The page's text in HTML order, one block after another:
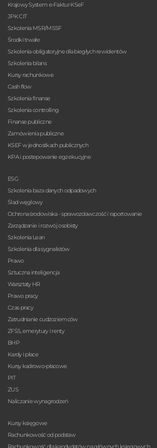
Krajowy System e-Faktur KSeF
JPK CIT
Szkolenia MSR/MSSF
Środki trwałe
Szkolenia obligatoryjne dla biegłych rewidentów
Szkolenia bilans
Kursy rachunkowe
Cash flow
Szkolenia finanse
Szkolenia controlling
Finanse publiczne
Zamówienia publiczne
KSEF w jednostkach publicznych
KPA i postepowanie egzekucyjne
ESG
Szkolenia baza danych odpadowych
Ślad węglowy
Ochrona środowiska - sprawozdawczość i raportowanie
Zarządzanie i rozwój osobisty
Szkolenia Lean
Szkolenia dla sygnalistów
Prawo
Sztuczna inteligencja
Warsztaty HR
Prawo pracy
Czas pracy
Zatrudnianie cudzoziemców
ZFŚS, emerytury i renty
BHP
Kardy i płace
Kursy kadrowo-płacowe
PIT
ZUS
Naliczanie wynagrodzeń
Kursy księgowe
Rachunkowość od podstaw
Rachunkowość dla kandydatów na głównych księgowych